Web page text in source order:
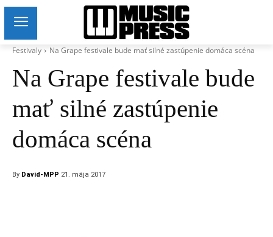
Festivaly Na Grape festivale bude mať silné zastúpenie domáca scéna
Na Grape festivale bude
mať silné zastúpenie
domáca scéna
By David-MPP 21. mája 2017